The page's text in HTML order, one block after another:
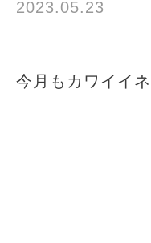
2023.05.23
今月もカワイイ